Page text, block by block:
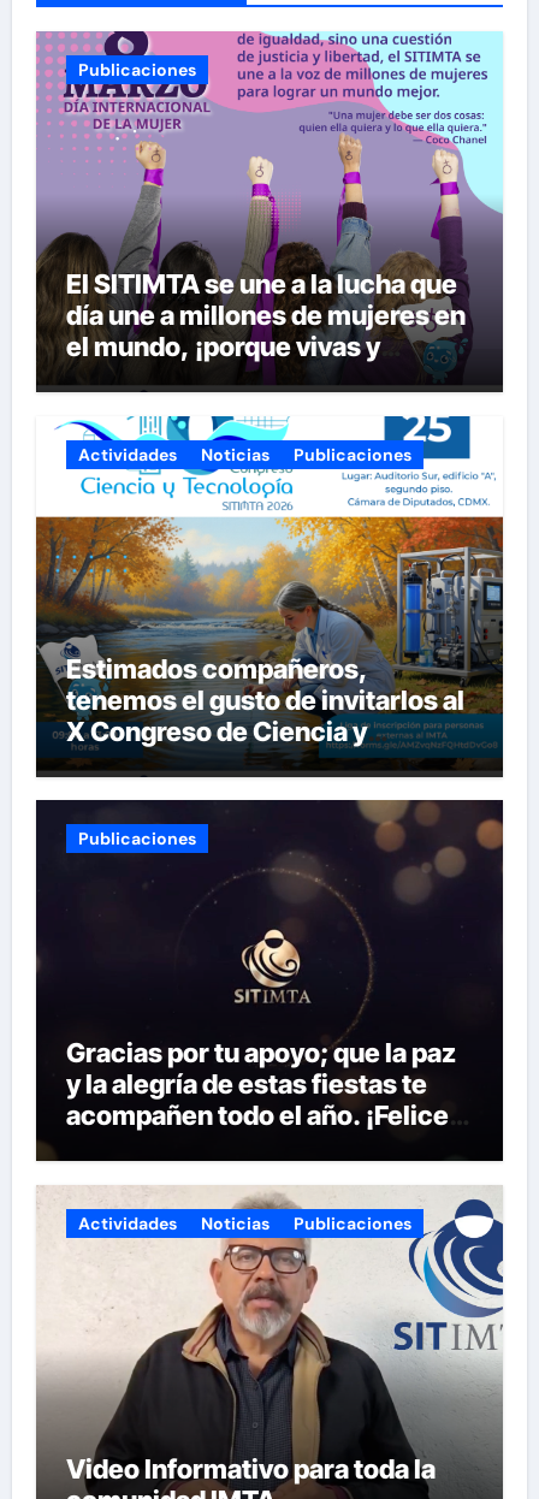
Publicaciones
El SITIMTA se une a la lucha que
día une a millones de mujeres en
el mundo, ¡porque vivas y
seguras nos queremos!
Actividades Noticias Publicaciones
Estimados compañeros,
tenemos el gusto de invitarlos al
X Congreso de Ciencia y
Tecnología del SITIMTA. Si
gustan acompañarnos, dejamos
la liga para que se inscriban:
Publicaciones
Gracias por tu apoyo; que la paz
y la alegría de estas fiestas te
acompañen todo el año. ¡Felices
Actividades Noticias Publicaciones
Video Informativo para toda la